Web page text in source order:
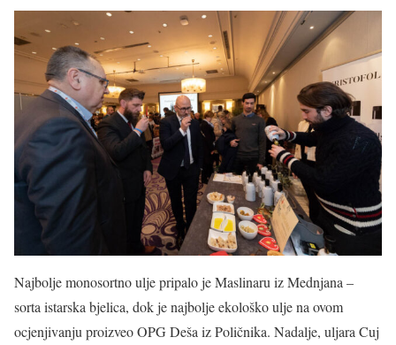
Najbolje monosortno ulje pripalo je Maslinaru iz Mednjana –
sorta istarska bjelica, dok je najbolje ekološko ulje na ovom
ocjenjivanju proizveo OPG Deša iz Poličnika. Nadalje, uljara Cuj